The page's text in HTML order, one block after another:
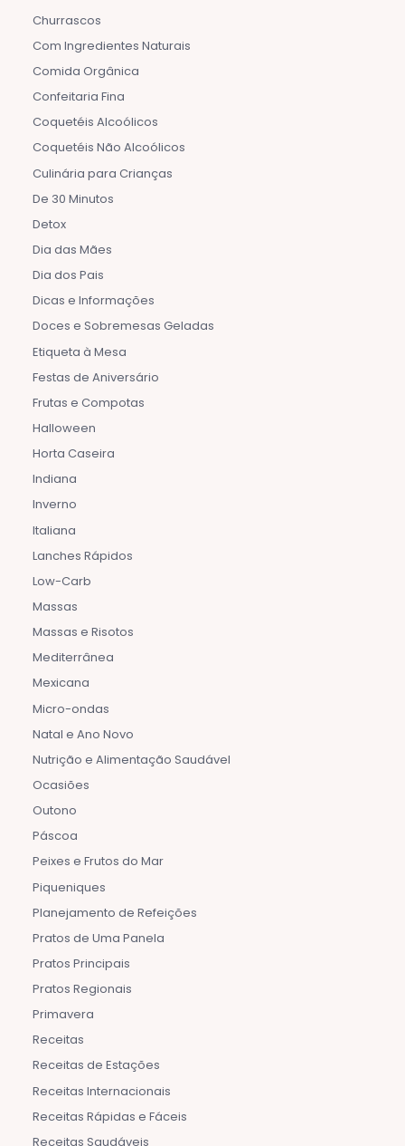
Churrascos
Com Ingredientes Naturais
Comida Orgânica
Confeitaria Fina
Coquetéis Alcoólicos
Coquetéis Não Alcoólicos
Culinária para Crianças
De 30 Minutos
Detox
Dia das Mães
Dia dos Pais
Dicas e Informações
Doces e Sobremesas Geladas
Etiqueta à Mesa
Festas de Aniversário
Frutas e Compotas
Halloween
Horta Caseira
Indiana
Inverno
Italiana
Lanches Rápidos
Low-Carb
Massas
Massas e Risotos
Mediterrânea
Mexicana
Micro-ondas
Natal e Ano Novo
Nutrição e Alimentação Saudável
Ocasiões
Outono
Páscoa
Peixes e Frutos do Mar
Piqueniques
Planejamento de Refeições
Pratos de Uma Panela
Pratos Principais
Pratos Regionais
Primavera
Receitas
Receitas de Estações
Receitas Internacionais
Receitas Rápidas e Fáceis
Receitas Saudáveis